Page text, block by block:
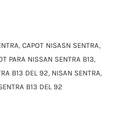
, CAPOT NISASN SENTRA,
PARA NISSAN SENTRA B13,
B13 DEL 92, NISAN SENTRA,
B13 DEL 92